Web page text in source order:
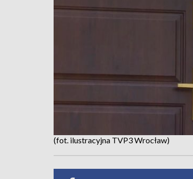
(fot. ilustracyjna TVP3 Wrocław)